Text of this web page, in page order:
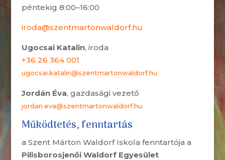
péntekig 8:00–16:00
iroda@szentmartonwaldorf.hu
Ugocsai Katalin, iroda
+36 26 364 001
ugocsai.katalin@szentmartonwaldorf.hu
Jordán Éva, gazdasági vezető
jordan.eva@szentmartonwaldorf.hu
Működtetés, fenntartás
a Szent Márton Waldorf Iskola fenntartója a
Pilisborosjenői Waldorf Egyesület